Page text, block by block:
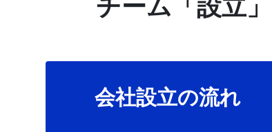
チーム「設立」
会社設立の流れ